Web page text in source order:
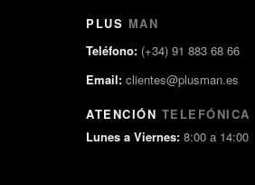
PLUS MAN
Teléfono: (+34) 91 883 68 66
Email: clientes@plusman.es
ATENCIÓN TELEFÓNICA
Lunes a Viernes: 8:00 a 14:00